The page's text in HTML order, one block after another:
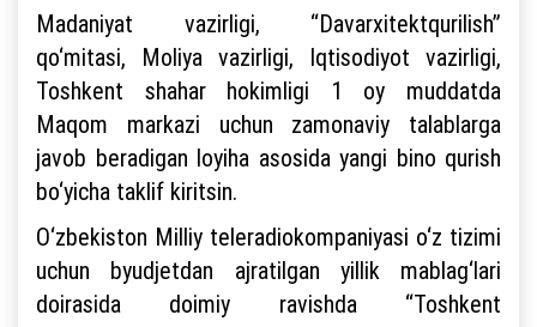
Madaniyat vazirligi, “Davarxitektqurilish”
qo‘mitasi, Moliya vazirligi, Iqtisodiyot vazirligi,
Toshkent shahar hokimligi 1 oy muddatda
Maqom markazi uchun zamonaviy talablarga
javob beradigan loyiha asosida yangi bino qurish
bo‘yicha taklif kiritsin.
O‘zbekiston Milliy teleradiokompaniyasi o‘z tizimi
uchun byudjetdan ajratilgan yillik mablag‘lari
doirasida doimiy ravishda “Toshkent